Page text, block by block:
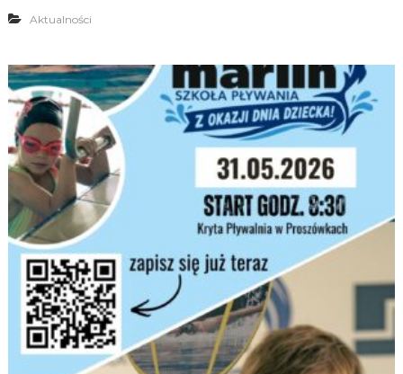
Aktualności